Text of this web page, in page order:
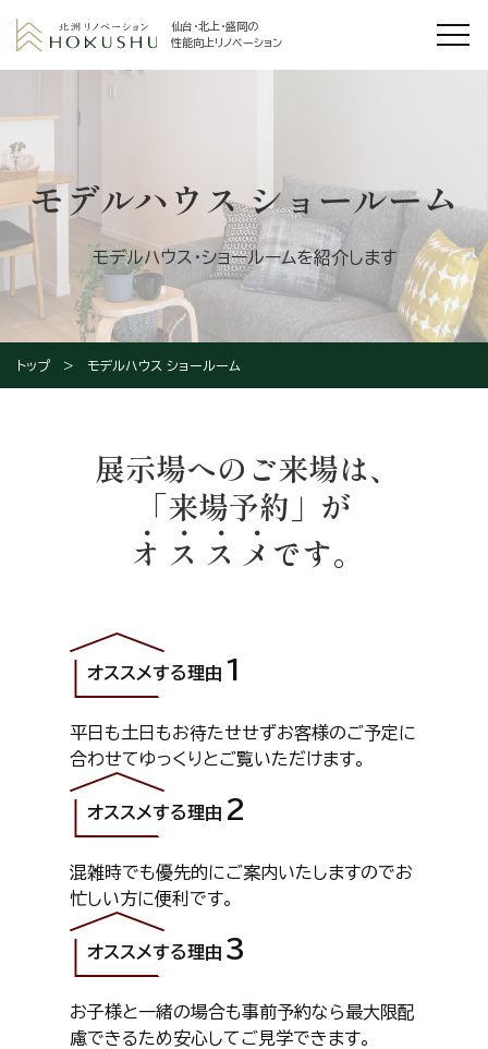
仙台・北上・盛岡の
性能向上リノベーション
モデルハウス ショールーム
モデルハウス・ショールームを紹介します
トップ モデルハウス ショールーム
展示場へのご来場は、
「来場予約」が
オ ス ス メ です。
オススメする理由
平日も土日もお待たせせずお客様のご予定に
合わせてゆっくりとご覧いただけます。
オススメする理由
混雑時でも優先的にご案内いたしますのでお
忙しい方に便利です。
オススメする理由
お子様と一緒の場合も事前予約なら最大限配
慮できるため安心してご見学できます。